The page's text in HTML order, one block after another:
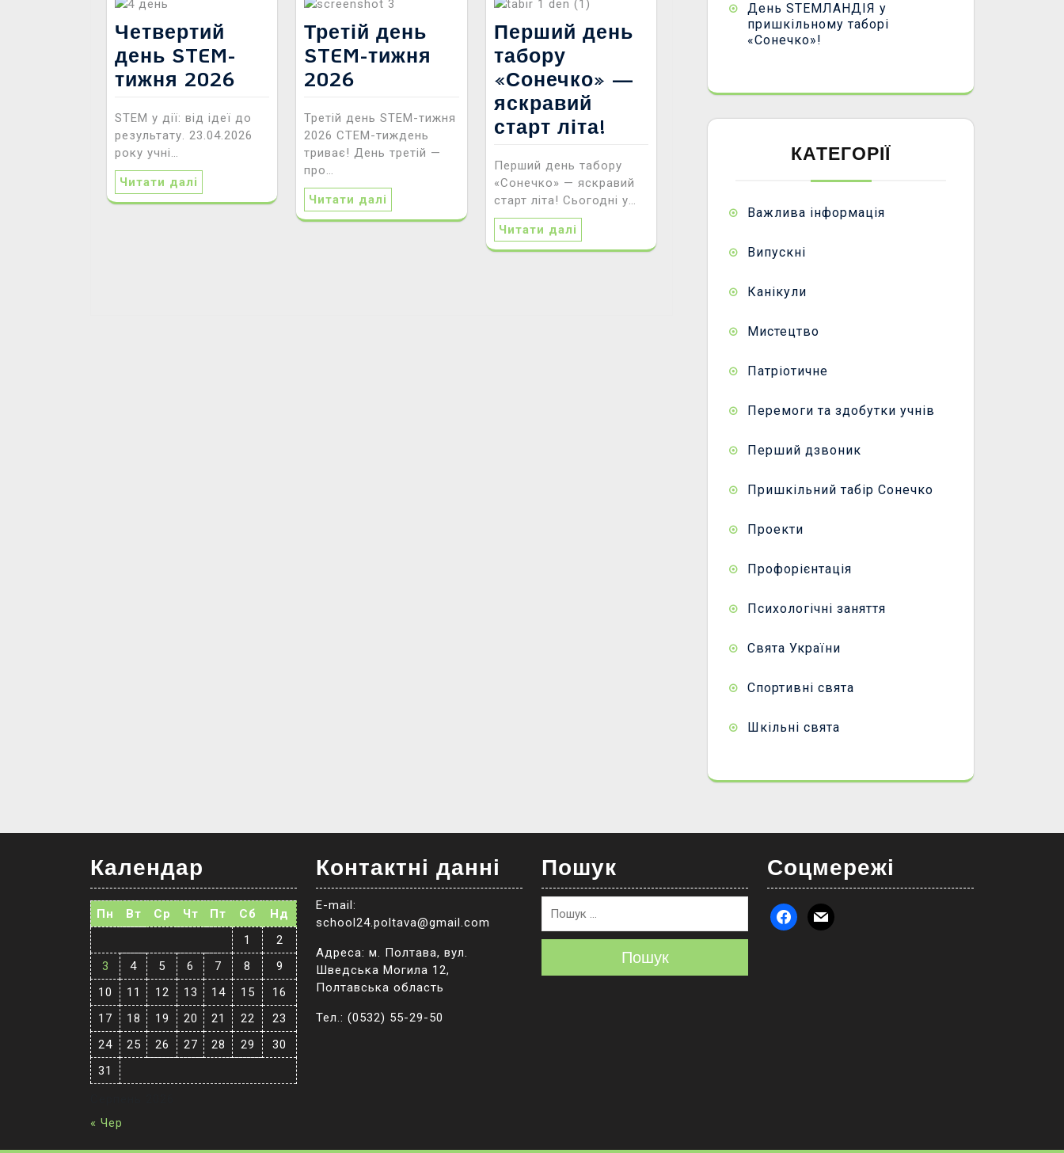
Четвертий
день STEM-
тижня 2026
STEM у дії: від ідеї до
результату. 23.04.2026
року учні…
Читати далі
Третій день
STEM-тижня
2026
Третій день STEM-тижня
2026 СТЕМ-тиждень
триває! День третій —
про…
Читати далі
Перший день
табору
«Сонечко» —
яскравий
старт літа!
Перший день табору
«Сонечко» — яскравий
старт літа! Сьогодні у…
Читати далі
День STEMЛАНДІЯ у
пришкільному таборі
«Сонечко»!
КАТЕГОРІЇ
Важлива інформація
Випускні
Канікули
Мистецтво
Патріотичне
Перемоги та здобутки учнів
Перший дзвоник
Пришкільний табір Сонечко
Проекти
Профорієнтація
Психологічні заняття
Свята України
Спортивні свята
Шкільні свята
Календар
Пн Вт Ср Чт Пт Сб
Нд
1
2
3
4 5 6 7 8
9
10
11 12 13 14 15
16
17
18 19 20 21 22
23
24
25 26 27 28 29
30
31
« Чер
Контактні данні
E-mail:
school24.poltava@gmail.com
Адреса: м. Полтава, вул.
Шведська Могила 12,
Полтавська область
Тел.: (0532) 55-29-50
Пошук
Пошук
Соцмережі
facebook
mail